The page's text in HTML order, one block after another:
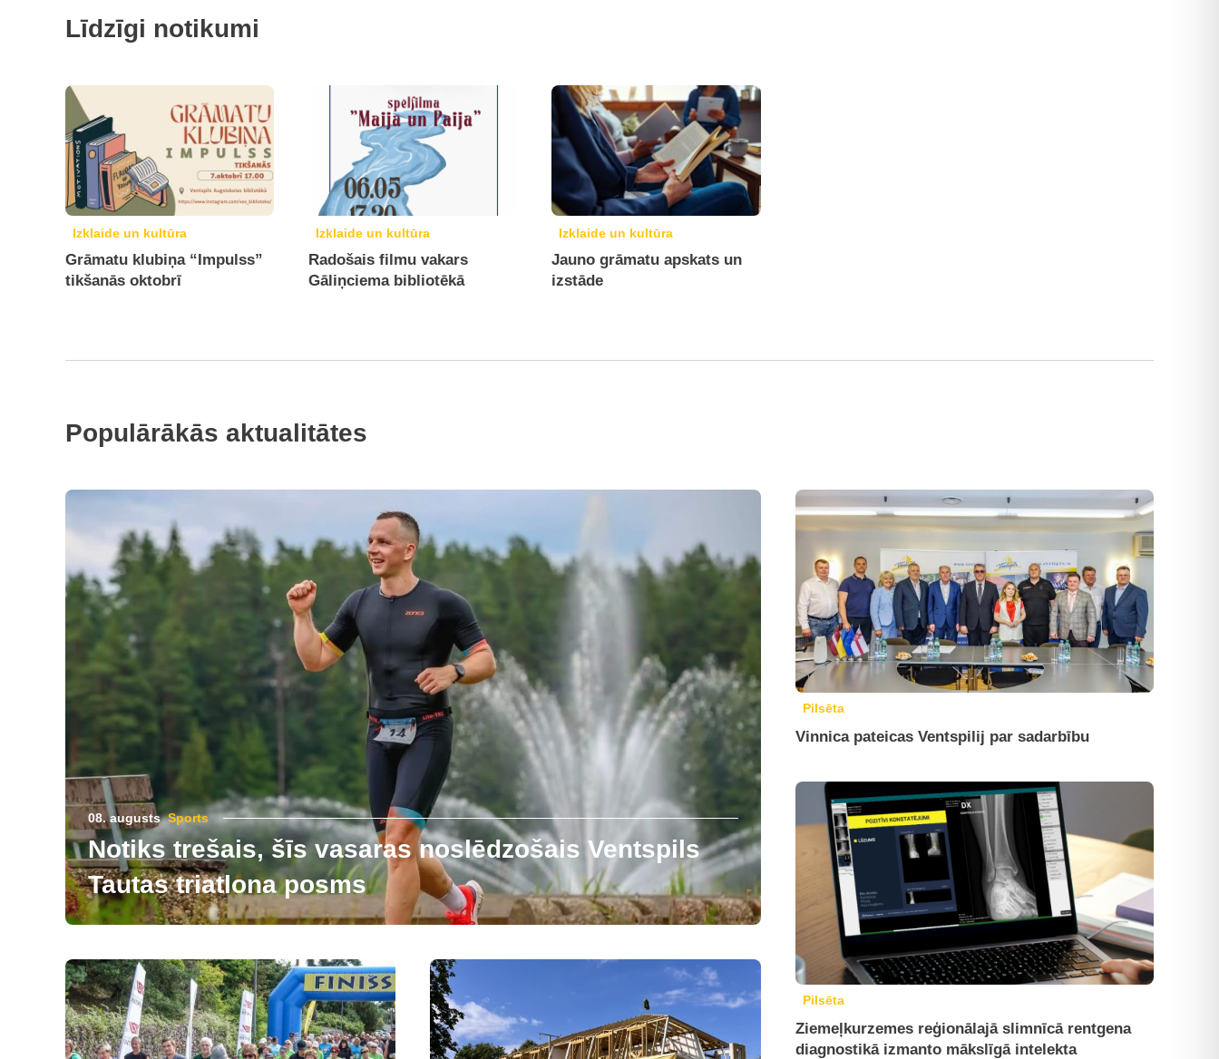
Līdzīgi notikumi
Izklaide un kultūra
Grāmatu klubiņa “Impulss”
tikšanās oktobrī
Izklaide un kultūra
Radošais filmu vakars
Gāliņciema bibliotēkā
Izklaide un kultūra
Jauno grāmatu apskats un
izstāde
Populārākās aktualitātes
08. augusts Sports
Notiks trešais, šīs vasaras noslēdzošais Ventspils
Tautas triatlona posms
Pilsēta
Vinnica pateicas Ventspilij par sadarbību
Pilsēta
Ziemeļkurzemes reģionālajā slimnīcā rentgena
diagnostikā izmanto mākslīgā intelekta